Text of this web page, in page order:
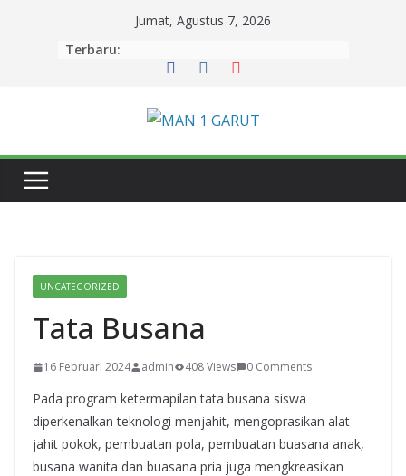
Jumat, Agustus 7, 2026
Terbaru:
UNCATEGORIZED
Tata Busana
16 Februari 2024 admin 408 Views 0 Comments
Pada program ketermapilan tata busana siswa
diperkenalkan teknologi menjahit, mengoprasikan alat
jahit pokok, pembuatan pola, pembuatan buasana anak,
busana wanita dan buasana pria juga mengkreasikan